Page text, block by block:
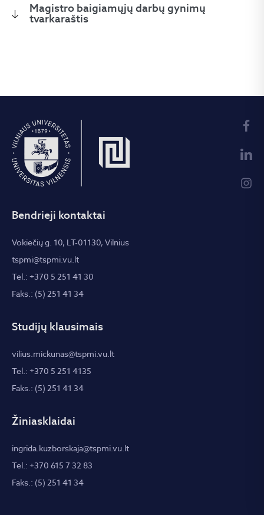
Magistro baigiamųjų darbų gynimų
tvarkaraštis
Bendrieji kontaktai
Vokiečių g. 10, LT-01130, Vilnius
tspmi@tspmi.vu.lt
Tel.: +370 5 251 41 30
Faks.: (5) 251 41 34
Studijų klausimais
vilius.mickunas@tspmi.vu.lt
Tel.: +370 5 251 4135
Faks.: (5) 251 41 34
Žiniasklaidai
ingrida.kuzborskaja@tspmi.vu.lt
Tel.: +370 615 7 32 83
Faks.: (5) 251 41 34